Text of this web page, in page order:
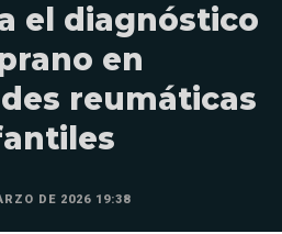
el diagnóstico
en
reumáticas
DE 2026 19:38